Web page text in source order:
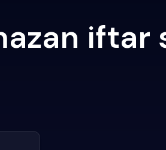
iftar